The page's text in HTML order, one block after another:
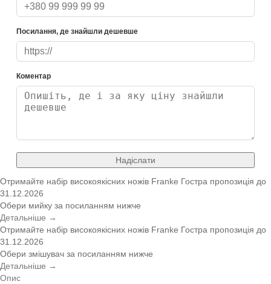
Посилання, де знайшли дешевше
Коментар
Надіслати
Отримайте набір високоякісних ножів Franke Гостра пропозиція до
31.12.2026
Обери мийку за посиланням нижче
Детальніше →
Отримайте набір високоякісних ножів Franke Гостра пропозиція до
31.12.2026
Обери змішувач за посиланням нижче
Детальніше →
Опис